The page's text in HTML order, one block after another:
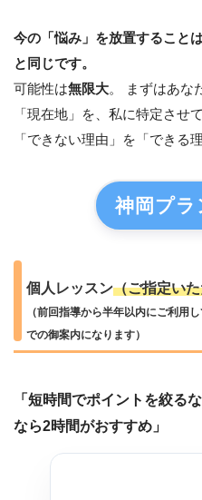
今の「悩み」を放置すること
と同じです。
可能性は無限大。 まずはあな
「現在地」を、私に特定させ
「できない理由」を「できる
神岡プラ
個人レッスン（ご指定い
（前回指導から半年以内にご利用
での御案内になります）
「短時間でポイントを絞る
なら2時間がおすすめ」